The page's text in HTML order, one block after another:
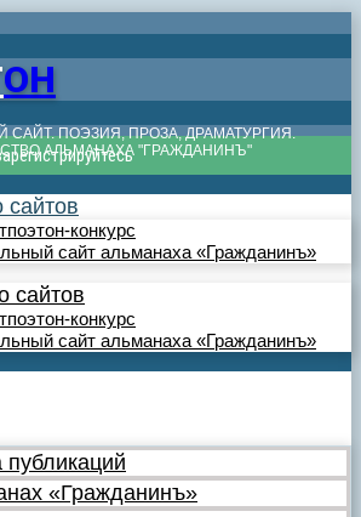
ОН
САЙТ. ПОЭЗИЯ, ПРОЗА, ДРАМАТУРГИЯ.
АЛЬМАНАХА "ГРАЖДАНИНЪ"
конкурс
сайт альманаха «Гражданинъ»
сайтов
конкурс
сайт альманаха «Гражданинъ»
публикаций
«Гражданинъ»